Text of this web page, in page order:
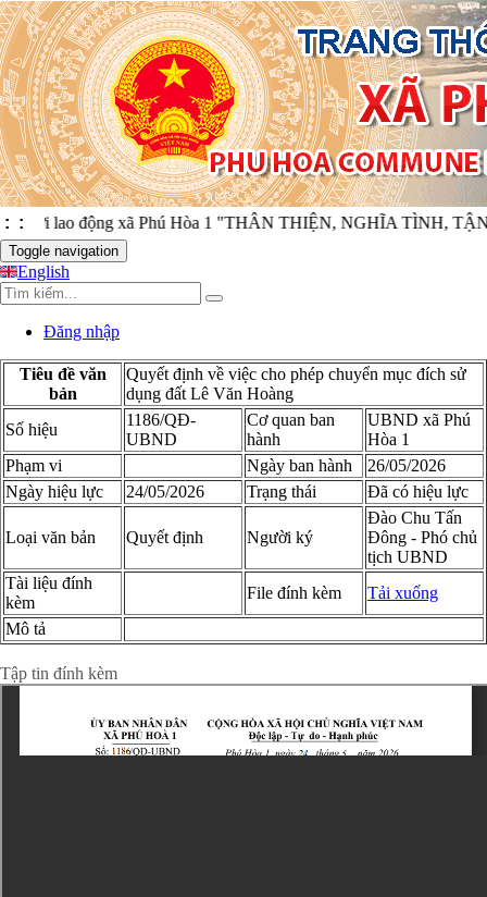
: :lao động xã Phú Hòa 1 "THÂN THIỆN, NGHĨA TÌNH, TẬN
Toggle navigation
English
Đăng nhập
Tiêu đề văn
bản
Quyết định về việc cho phép chuyển mục đích sử
dụng đất Lê Văn Hoàng
Số hiệu
1186/QĐ-
UBND
Cơ quan ban
hành
UBND xã Phú
Hòa 1
Phạm vi
Ngày ban hành
26/05/2026
Ngày hiệu lực
24/05/2026 Trạng thái Đã có hiệu lực
Loại văn bản Quyết định Người ký
Đào Chu Tấn
Đông - Phó chủ
tịch UBND
Tài liệu đính
kèm
File đính kèm
Tải xuống
Mô tả
Tập tin đính kèm